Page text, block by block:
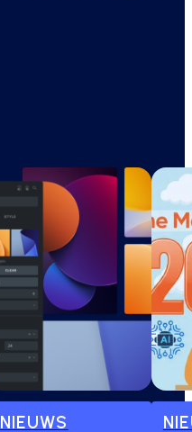
NIEUWS